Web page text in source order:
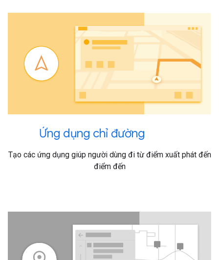
Ứng dụng chỉ đường
Tạo các ứng dụng giúp người dùng đi từ điểm xuất phát đến
điểm đến